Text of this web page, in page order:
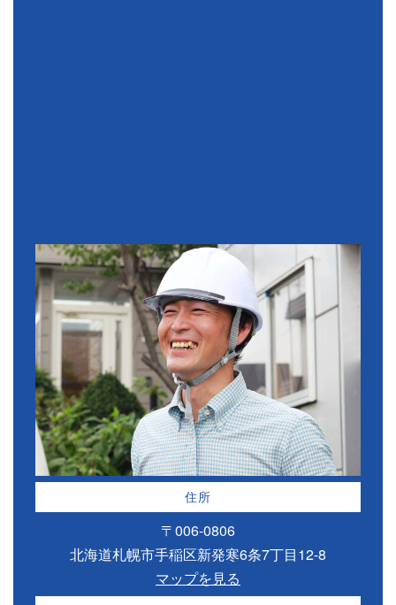
住所
〒006-0806
北海道札幌市手稲区新発寒6条7丁目12-8
マップを見る